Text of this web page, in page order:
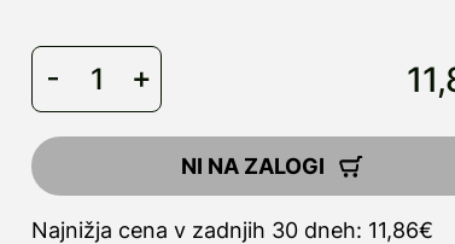
NI NA ZALOGI
Najnižja cena v zadnjih 30 dneh: 11,86€